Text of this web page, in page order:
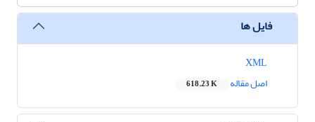
فایل ها
اصل مقاله
618.23 K